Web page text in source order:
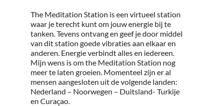
The Meditation Station is een virtueel station
waar je terecht kunt om jouw energie bij te
tanken. Tevens ontvang en geef je door middel
van dit station goede vibraties aan elkaar en
anderen. Energie verbindt alles en iedereen.
Mijn wens is om the Meditation Station nog
meer te laten groeien. Momenteel zijn er al
mensen aangesloten uit de volgende landen:
Nederland – Noorwegen – Duitsland- Turkije
en Curaçao.